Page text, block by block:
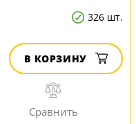
326 шт.
В КОРЗИНУ